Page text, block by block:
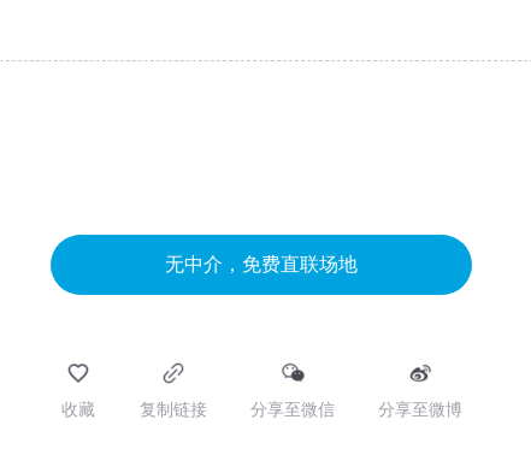
无中介，免费直联场地
收藏 复制链接 分享至微信 分享至微博